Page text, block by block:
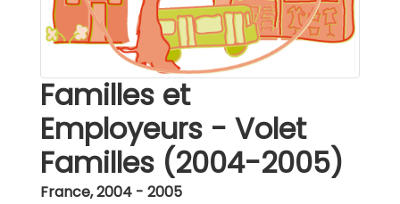
Familles et
Employeurs - Volet
Familles (2004-2005)
France,2004 - 2005